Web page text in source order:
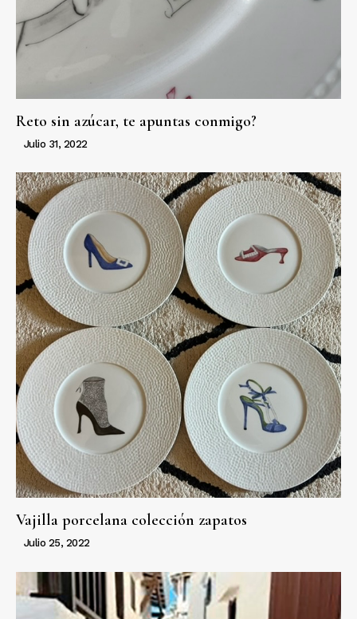
Reto sin azúcar, te apuntas conmigo?
Julio 31, 2022
Vajilla porcelana colección zapatos
Julio 25, 2022